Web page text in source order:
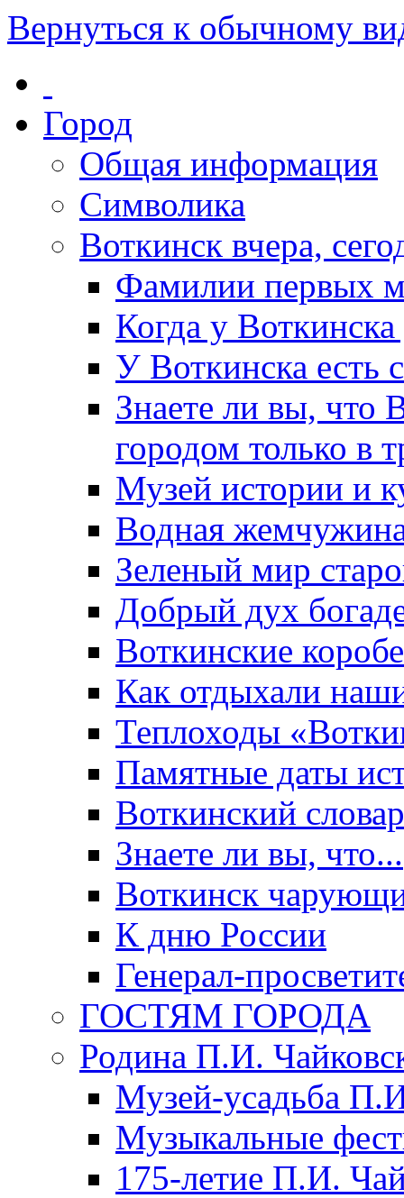
Вернуться к обычному
Город
Общая информация
Символика
Воткинск вчера,
Фамилии первых
Когда у
У Воткинска есть
Знаете ли вы, что
городом только в
Музей истории и
Водная
Зеленый мир
Добрый дух
Воткинские
Как отдыхали
Теплоходы
Памятные даты
Воткинский
Знаете ли вы, что...
Воткинск
К дню России
Генерал-
ГОСТЯМ ГОРОДА
Родина П.И.
Музей-усадьба
Музыкальные
175-летие П.И.